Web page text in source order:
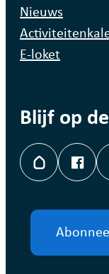
Nieuws
E-loket
Blijf op
Hoplr